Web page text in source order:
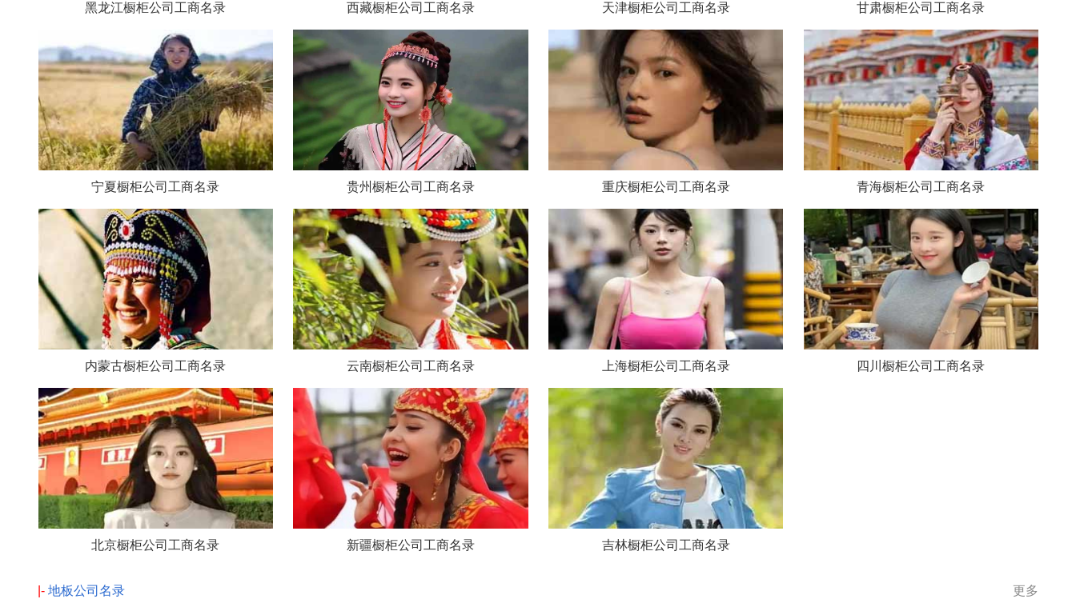
黑龙江橱柜公司工商名录 西藏橱柜公司工商名录 天津橱柜公司工商名录 甘肃橱柜公司工商名录
宁夏橱柜公司工商名录 贵州橱柜公司工商名录 重庆橱柜公司工商名录 青海橱柜公司工商名录
内蒙古橱柜公司工商名录 云南橱柜公司工商名录 上海橱柜公司工商名录 四川橱柜公司工商名录
北京橱柜公司工商名录 新疆橱柜公司工商名录 吉林橱柜公司工商名录
更多
|- 地板公司名录